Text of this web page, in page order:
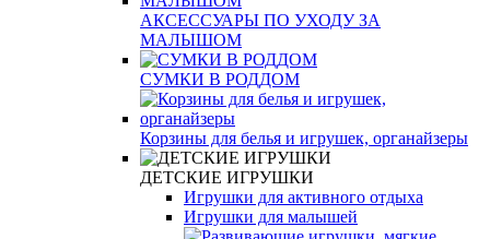
АКСЕССУАРЫ ПО УХОДУ ЗА
МАЛЫШОМ
СУМКИ В РОДДОМ
Корзины для белья и игрушек, органайзеры
ДЕТСКИЕ ИГРУШКИ
Игрушки для активного отдыха
Игрушки для малышей